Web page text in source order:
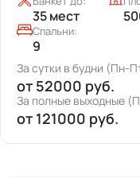
Вс):
60 мест
За сутки в
от
За полные
от75000